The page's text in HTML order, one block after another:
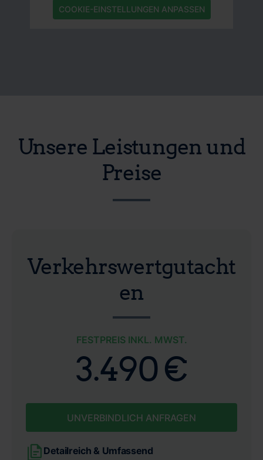
COOKIE-EINSTELLUNGEN ANPASSEN
Unsere Leistungen und
Preise
Verkehrswertgutacht
en
FESTPREIS INKL. MWST.
3.490 €
UNVERBINDLICH ANFRAGEN
Detailreich & Umfassend